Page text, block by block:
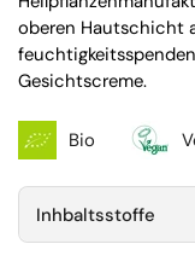
oberen Hautschicht
Gesichtscreme.
Bio
Inhbaltsstoffe